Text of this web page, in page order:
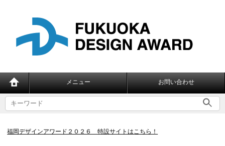
メニュー お問い合わせ
福岡デザインアワード２０２６ 特設サイトはこちら！